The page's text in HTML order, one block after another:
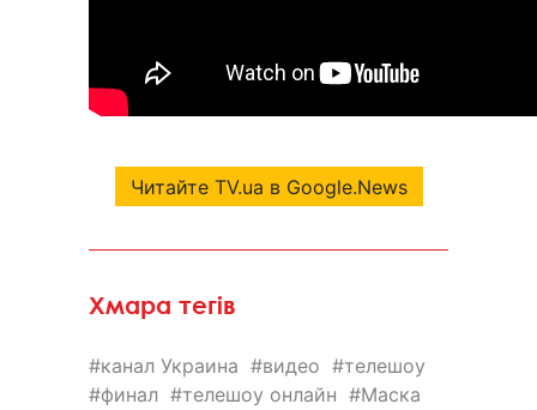
Читайте TV.ua в Google.News
Хмара тегів
канал Украина видео
телешоу
финал
телешоу онлайн
Маска